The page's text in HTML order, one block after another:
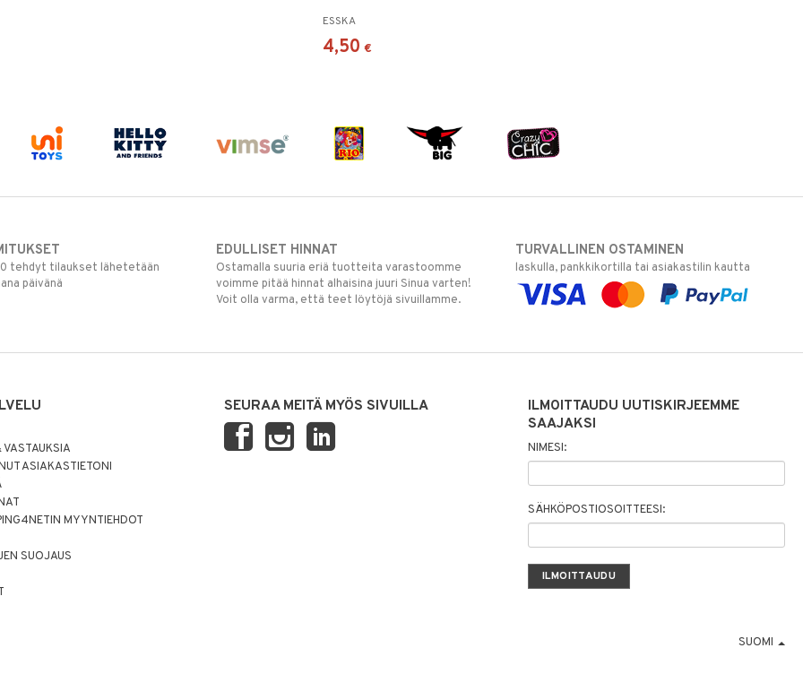
ESSKA
4,50 €
tehdyt tilaukset lähetetään
päivänä
EDULLISET HINNAT
Ostamalla suuria eriä tuotteita varastoomme
voimme pitää hinnat alhaisina juuri Sinua varten!
Voit olla varma, että teet löytöjä sivuillamme.
TURVALLINEN OSTAMINEN
laskulla, pankkikortilla tai asiakastilin kautta
ASIAKASTIETONI
MYYNTIEHDOT
SUOJAUS
SEURAA MEITÄ MYÖS SIVUILLA
ILMOITTAUDU UUTISKIRJEEMME
SAAJAKSI
NIMESI:
SÄHKÖPOSTIOSOITTEESI:
SUOMI